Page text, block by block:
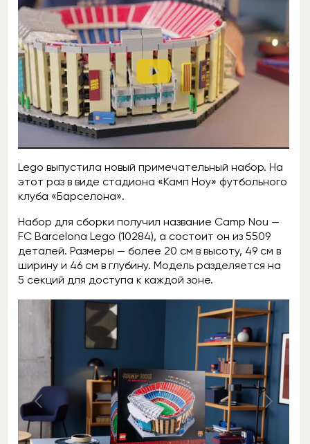
Lego выпустила новый примечательный набор. На
этот раз в виде стадиона «Камп Ноу» футбольного
клуба «Барселона».
Набор для сборки получил название Camp Nou —
FC Barcelona Lego (10284), а состоит он из 5509
деталей. Размеры — более 20 см в высоту, 49 см в
ширину и 46 см в глубину. Модель разделяется на
5 секций для доступа к каждой зоне.